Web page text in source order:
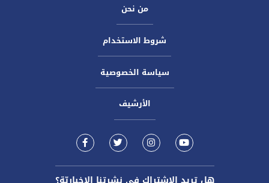
من نحن
شروط الاستخدام
سياسة الخصوصية
الأرشيف